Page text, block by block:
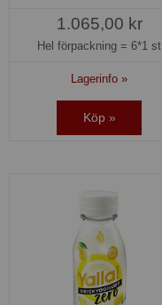
1.065,00 kr
Hel förpackning = 6*1 st
Lagerinfo »
Köp »